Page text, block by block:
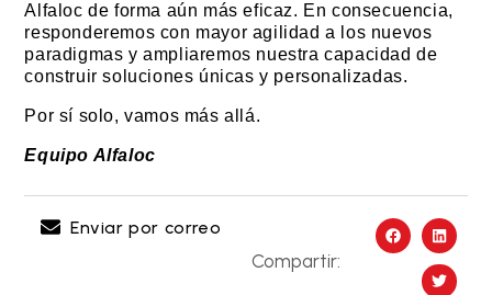
Alfaloc de forma aún más eficaz. En consecuencia,
responderemos con mayor agilidad a los nuevos
paradigmas y ampliaremos nuestra capacidad de
construir soluciones únicas y personalizadas.
Por sí solo, vamos más allá.
Equipo Alfaloc
Enviar por correo
Compartir: